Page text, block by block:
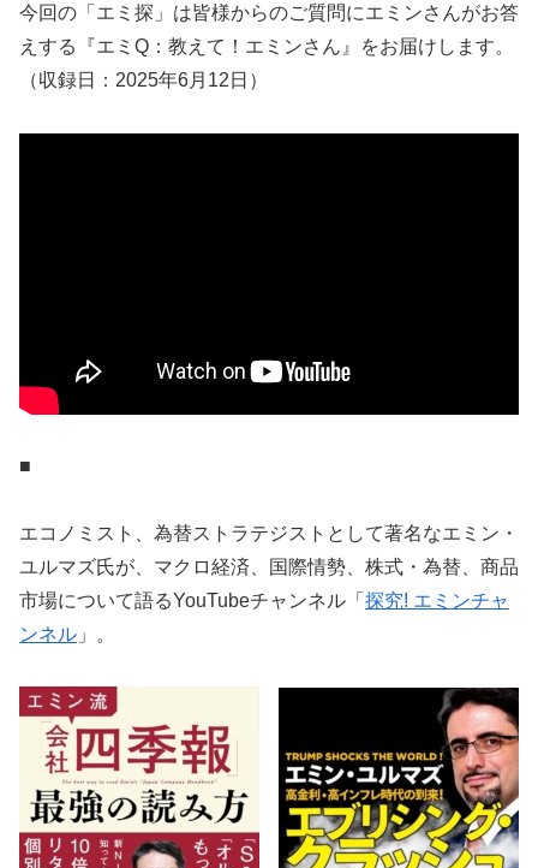
今回の「エミ探」は皆様からのご質問にエミンさんがお答
えする『エミQ：教えて！エミンさん』をお届けします。
（収録日：2025年6月12日）
■
エコノミスト、為替ストラテジストとして著名なエミン・
ユルマズ氏が、マクロ経済、国際情勢、株式・為替、商品
市場について語るYouTubeチャンネル「 探究! エミンチャ
ンネル 」。